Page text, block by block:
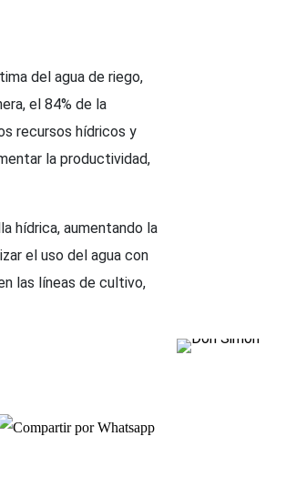
del agua de riego,
el 84% de la
recursos hídricos y
la productividad,
hídrica, aumentando la
el uso del agua con
las líneas de cultivo,